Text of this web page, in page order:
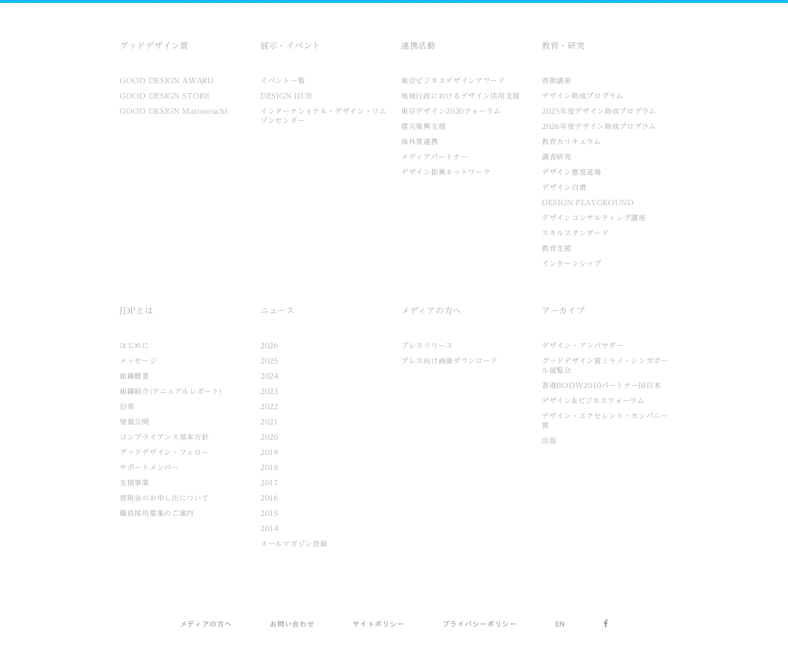
グッドデザイン賞
GOOD DESIGN AWARD
GOOD DESIGN STORE
GOOD DESIGN Marunouchi
展示・イベント
イベント一覧
DESIGN HUB
インターナショナル・デザイン・リエ
ゾンセンター
連携活動
東京ビジネスデザインアワード
地域行政におけるデザイン活用支援
東京デザイン2020フォーラム
震災復興支援
海外賞連携
メディアパートナー
デザイン振興ネットワーク
教育・研究
寄附講座
デザイン助成プログラム
2025年度デザイン助成プログラム
2026年度デザイン助成プログラム
教育カリキュラム
調査研究
デザイン態度道場
デザイン白書
DESIGN PLAYGROUND
デザインコンサルティング講座
スキルスタンダード
教育支援
インターンシップ
JDPとは
はじめに
メッセージ
組織概要
組織紹介(アニュアルレポート)
沿革
情報公開
コンプライアンス基本方針
グッドデザイン・フェロー
サポートメンバー
支援事業
寄附金のお申し出について
職員採用募集のご案内
ニュース
2026
2025
2024
2023
2022
2021
2020
2019
2018
2017
2016
2015
2014
メールマガジン登録
メディアの方へ
プレスリリース
プレス向け画像ダウンロード
アーカイブ
デザイン・アンバサダー
グッドデザイン賞ミラノ・シンガポー
ル展覧会
香港BODW2010パートナー国日本
デザイン&ビジネスフォーラム
デザイン・エクセレント・カンパニー
賞
出版
メディアの方へ お問い合わせ サイトポリシー プライバシーポリシー EN